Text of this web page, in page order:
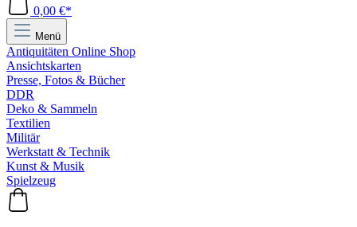
0,00 €*
Menü
Antiquitäten Online Shop
Ansichtskarten
Presse, Fotos & Bücher
DDR
Deko & Sammeln
Textilien
Militär
Werkstatt & Technik
Kunst & Musik
Spielzeug